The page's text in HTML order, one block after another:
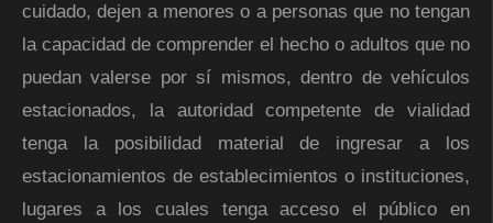
cuidado, dejen a menores o a personas que no tengan
la capacidad de comprender el hecho o adultos que no
puedan valerse por sí mismos, dentro de vehículos
estacionados, la autoridad competente de vialidad
tenga la posibilidad material de ingresar a los
estacionamientos de establecimientos o instituciones,
lugares a los cuales tenga acceso el público en